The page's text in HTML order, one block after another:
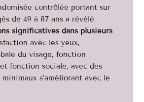
contrôlée portant sur
de 49 à 87 ans a révélé
significatives dans plusieurs
avec les yeux,
du visage, fonction
fonction sociale, avec des
s’améliorant avec le